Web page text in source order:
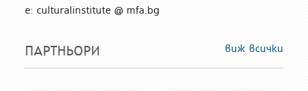
е: culturalinstitute @ mfa.bg
ПАРТНЬОРИ виж всички